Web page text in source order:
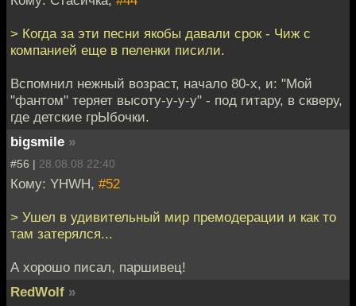
> Когда за эти песни якобы давали срок - Чиж с
компанией еще в пеленки писили.
Вспомнил нежный возраст, начало 80-х, и: "Мой
"фантом" теряет высоту-у-у-у" - под гитару, в скверу,
где детские грЫбочки.
bigsmile »
#56 | 28.08.08 22:40
Кому: YHWH, #52
> Ушел в удивительный мир премодерации и как то
там затерялся...
А хорошо писал, паршивец!
RedWolf »